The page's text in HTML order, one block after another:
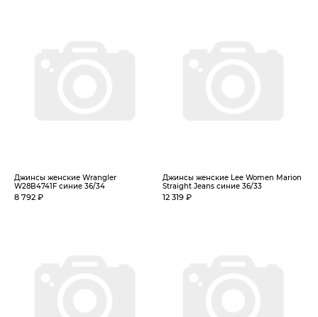
Джинсы женские Wrangler
W28B4741F синие 36/34
8 792 ₽
Джинсы женские Lee Women Marion
Straight Jeans синие 36/33
12 319 ₽